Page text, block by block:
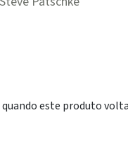
este produto